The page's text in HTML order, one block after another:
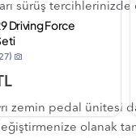
sürüş tercihlerinizde
pedal ünitesi
olanak
Driving Force